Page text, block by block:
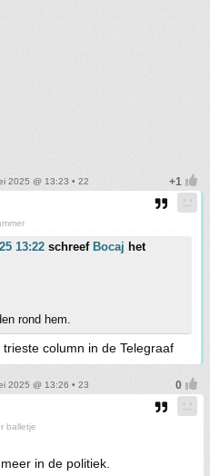
2025 @ 13:23 • 22
13:22 schreef Bocaj het
rond hem.
column in de Telegraaf
2025 @ 13:26 • 23
balletje
in de politiek.